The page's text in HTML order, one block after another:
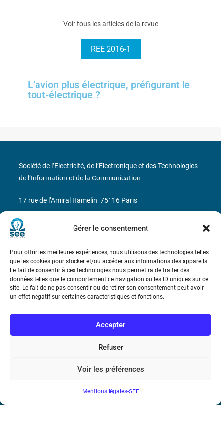
Gérer le consentement
Pour offrir les meilleures expériences, nous utilisons des technologies telles
que les cookies pour stocker et/ou accéder aux informations des appareils.
Le fait de consentir à ces technologies nous permettra de traiter des
données telles que le comportement de navigation ou les ID uniques sur ce
site. Le fait de ne pas consentir ou de retirer son consentement peut avoir
un effet négatif sur certaines caractéristiques et fonctions.
Accepter
Refuser
Voir les préférences
Mentions légales-SEE
Voir tous les articles de la revue
REE 2016-1
L’avion plus électrique, préfigurant le
tout-électrique ?
Bicentenaire des découvertes d’André-
Conditions Générales de Vente
Mentions légales
Société de l’Electricité, de l’Electronique et des Technologies
de l’Information et de la Communication
17 rue de l’Amiral Hamelin 75116 Paris
Métro : « Boissière » Ligne 6 et « Iéna » Ligne 9
N° de SIREN : 785 393 232, Code APE : 9412Z TVA intra-
communautaire : FR44 785 393 232